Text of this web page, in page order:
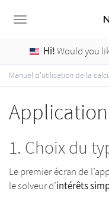
Hi!Would you
Manuel d'utilisation de la
Choix du
Le premier écran de
le solveur d’intérêts